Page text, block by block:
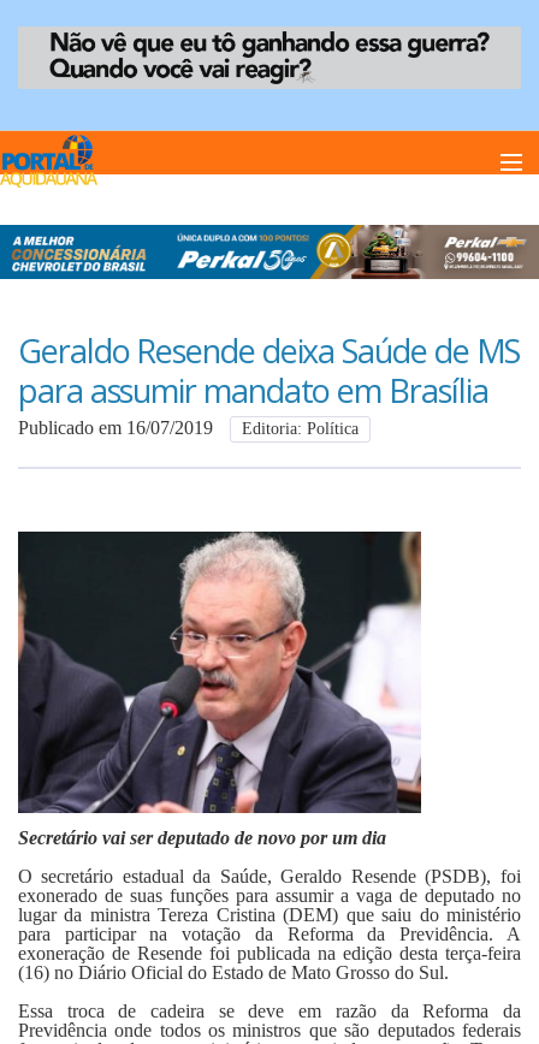
Home
Anuncie
Anuncie
Geraldo Resende deixa Saúde de MS
para assumir mandato em Brasília
Publicado em 16/07/2019 Editoria: Política
Secretário vai ser deputado de novo por um dia
O secretário estadual da Saúde, Geraldo Resende (PSDB), foi
exonerado de suas funções para assumir a vaga de deputado no
lugar da ministra Tereza Cristina (DEM) que saiu do ministério
para participar na votação da Reforma da Previdência. A
exoneração de Resende foi publicada na edição desta terça-feira
(16) no Diário Oficial do Estado de Mato Grosso do Sul.
Essa troca de cadeira se deve em razão da Reforma da
Previdência onde todos os ministros que são deputados federais